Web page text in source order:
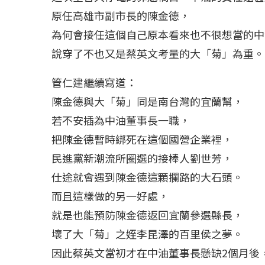
原任高雄市副市長的陳金德，
為何會接任這個自己原本看來也不很想當的
說穿了不也又是蔡英文考量的大「菊」為重。
管仁建繼續寫道：
陳金德與大「菊」同是南台灣的宜蘭幫，
若不安插為中油董事長一職，
把陳金德暫時綁死在這個國營企業裡，
民進黨新潮流所圈選的接棒人劉世芳，
仕途就會遇到陳金德這顆攔路的大石頭。
而且這樣做的另一好處，
就是也能預防陳金德返回宜蘭參選縣長，
壞了大「菊」之姪李昆澤的百里侯之夢。
因此蔡英文當初才在中油董事長懸缺2個月後
島雷克雅內斯火...
2023 年 12 月 月 20 日
哈馬斯引爆遠
2023 年 11 月 月